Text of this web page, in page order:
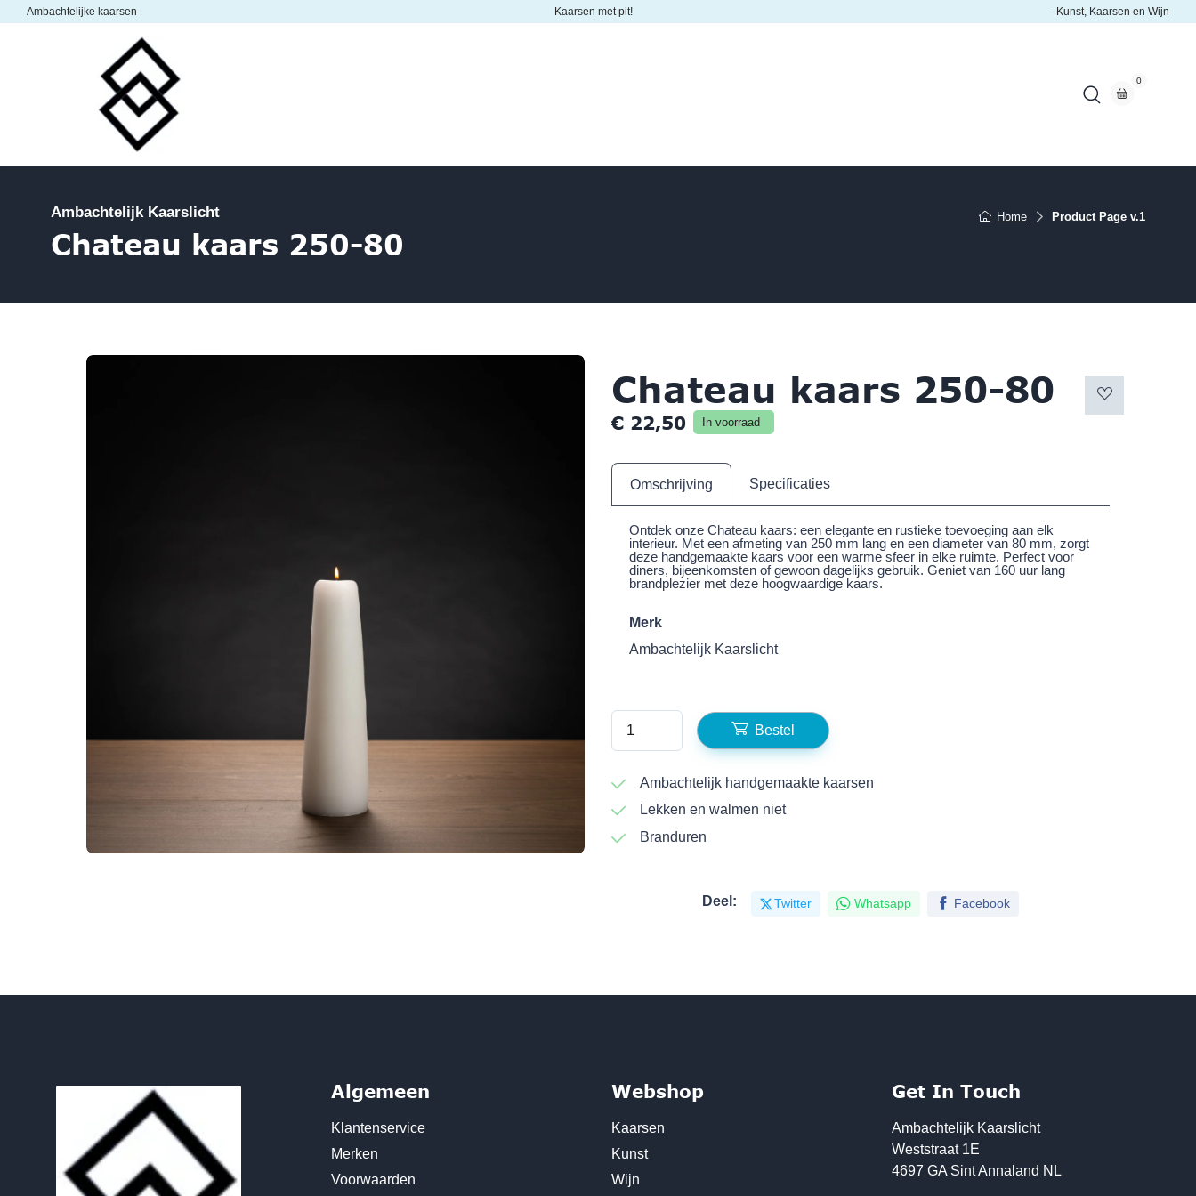
Ambachtelijke kaarsen Kaarsen met pit! - Kunst, Kaarsen en Wijn
0
Home Product Page v.1
Ambachtelijk Kaarslicht
Chateau kaars 250-80
Chateau kaars 250-80
€ 22,50 In voorraad
Omschrijving Specificaties
Ontdek onze Chateau kaars: een elegante en rustieke toevoeging aan elk
interieur. Met een afmeting van 250 mm lang en een diameter van 80 mm, zorgt
deze handgemaakte kaars voor een warme sfeer in elke ruimte. Perfect voor
diners, bijeenkomsten of gewoon dagelijks gebruik. Geniet van 160 uur lang
brandplezier met deze hoogwaardige kaars.
Merk
Ambachtelijk Kaarslicht
Bestel
Ambachtelijk handgemaakte kaarsen
Lekken en walmen niet
Branduren
Deel: Twitter Whatsapp Facebook
Algemeen
Klantenservice
Merken
Voorwaarden
Webshop
Kaarsen
Kunst
Wijn
Get In Touch
Ambachtelijk Kaarslicht
Weststraat 1E
4697 GA Sint Annaland NL